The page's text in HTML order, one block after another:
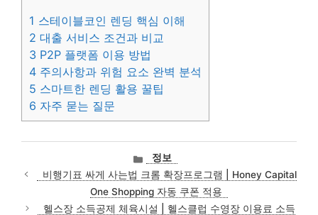
1 스테이블코인 렌딩 핵심 이해
2 대출 서비스 조건과 비교
3 P2P 플랫폼 이용 방법
4 주의사항과 위험 요소 완벽 분석
5 스마트한 렌딩 활용 꿀팁
6 자주 묻는 질문
카
테
고
리
정보
비행기표 싸게 사는법 크롬 확장프로그램 | Honey Capital
One Shopping 자동 쿠폰 적용
헬스장 소득공제 체육시설 | 헬스클럽 수영장 이용료 소득